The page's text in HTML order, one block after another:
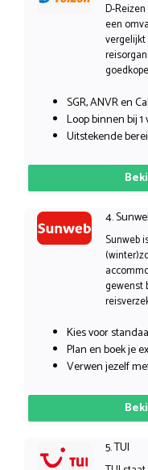
D-
een
SGR, ANVR en
Loop binnen bij
Uitstekende
4.
Sunweb
gewenst
Kies voor
Plan en boek je
Verwen jezelf
5. TUI